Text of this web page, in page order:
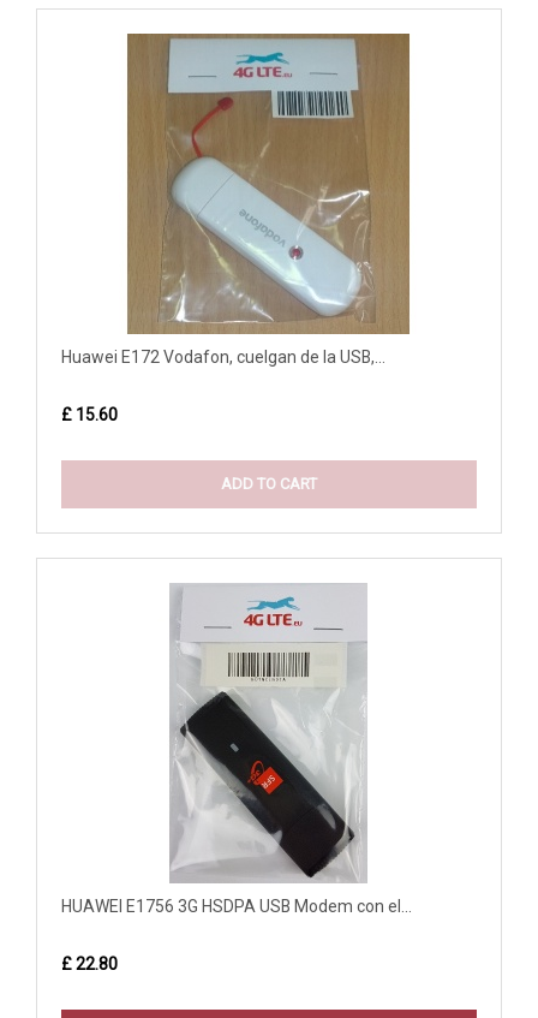
Huawei E172 Vodafon, cuelgan de la USB,...
£ 15.60
ADD TO CART
HUAWEI E1756 3G HSDPA USB Modem con el...
£ 22.80